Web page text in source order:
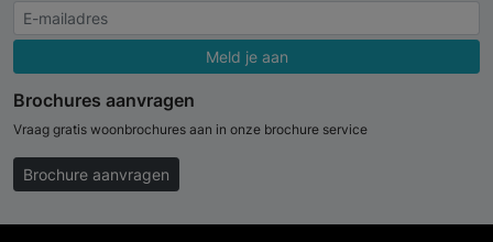
Meld je aan
Brochures aanvragen
Vraag gratis woonbrochures aan in onze brochure service
Brochure aanvragen